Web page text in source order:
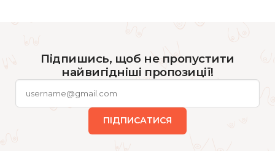
Підпишись, щоб не пропустити
найвигідніші пропозиції!
ПІДПИСАТИСЯ